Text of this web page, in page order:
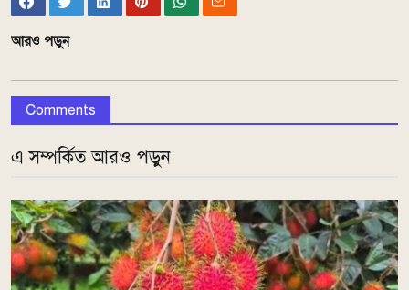
আরও পড়ুন
Comments
এ সম্পর্কিত আরও পড়ুন